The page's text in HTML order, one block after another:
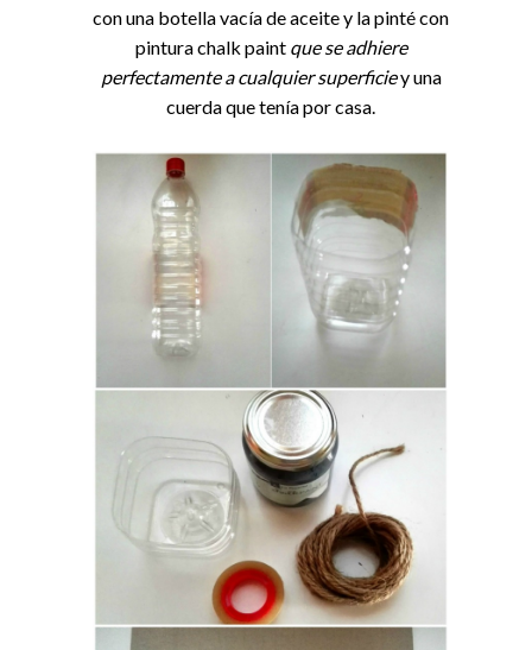
con una botella vacía de aceite y la pinté con
pintura chalk paint que se adhiere
perfectamente a cualquier superficiey una
cuerda que tenía por casa.